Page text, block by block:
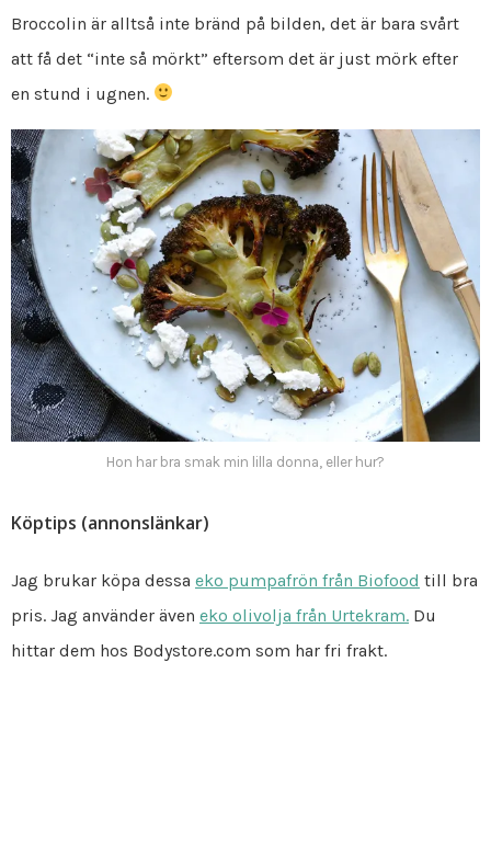
Broccolin är alltså inte bränd på bilden, det är bara svårt
att få det “inte så mörkt” eftersom det är just mörk efter
en stund i ugnen.
Hon har bra smak min lilla donna, eller hur?
Köptips (annonslänkar)
Jag brukar köpa dessa eko pumpafrön från Biofood till bra
pris. Jag använder även eko olivolja från Urtekram. Du
hittar dem hos Bodystore.com som har fri frakt.